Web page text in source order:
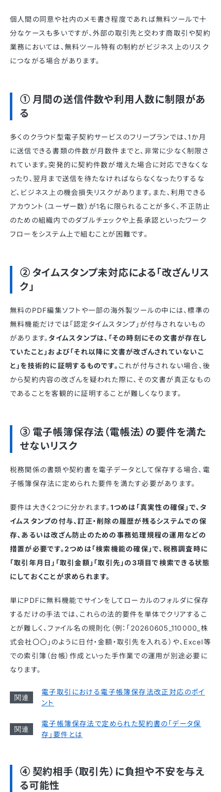
個人間の同意や社内のメモ書き程度であれば無料ツールで十
分なケースも多いですが、外部の取引先と交わす商取引や契約
業務においては、無料ツール特有の制約がビジネス上のリスク
につながる場合があります。
① 月間の送信件数や利用人数に制限があ
る
多くのクラウド型電子契約サービスのフリープランでは、1か月
に送信できる書類の件数が月数件までと、非常に少なく制限さ
れています。突発的に契約件数が増えた場合に対応できなくな
ったり、翌月まで送信を待たなければならなくなったりするな
ど、ビジネス上の機会損失リスクがあります。また、利用できる
アカウント（ユーザー数）が1名に限られることが多く、不正防止
のための組織内でのダブルチェックや上長承認といったワーク
フローをシステム上で組むことが困難です。
② タイムスタンプ未対応による「改ざんリス
ク」
無料のPDF編集ソフトや一部の海外製ツールの中には、標準の
無料機能だけでは「認定タイムスタンプ」が付与されないもの
があります。 タイムスタンプは、「その時刻にその文書が存在し
ていたこと」および「それ以降に文書が改ざんされていないこ
と」を技術的に証明するものです。 これが付与されない場合、後
から契約内容の改ざんを疑われた際に、その文書が真正なもの
であることを客観的に証明することが難しくなります。
③ 電子帳簿保存法（電帳法）の要件を満た
せないリスク
税務関係の書類や契約書を電子データとして保存する場合、電
子帳簿保存法に定められた要件を満たす必要があります。
要件は大きく2つに分かれます。 1つめは「真実性の確保」で、タ
イムスタンプの付与、訂正・削除の履歴が残るシステムでの保
存、あるいは改ざん防止のための事務処理規程の運用などの
措置が必要です。2つめは「検索機能の確保」で、税務調査時に
「取引年月日」「取引金額」「取引先」の3項目で検索できる状態
にしておくことが求められます。
単にPDFに無料機能でサインをしてローカルのフォルダに保存
するだけの手法では、これらの法的要件を単体でクリアするこ
とが難しく、ファイル名の規則化（例：「20260605_110000_株
式会社〇〇」のように日付・金額・取引先を入れる）や、Excel等
での索引簿（台帳）作成といった手作業での運用が別途必要に
なります。
電子取引における電子帳簿保存法改正対応のポイ
ント
電子帳簿保存法で定められた契約書の「データ保
存」要件とは
④ 契約相手（取引先）に負担や不安を与え
る可能性